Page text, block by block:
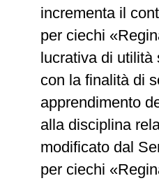
incrementa il
per ciechi
lucrativa di utilità
con la finalità di
apprendimento
alla disciplina
modificato dal
per ciechi